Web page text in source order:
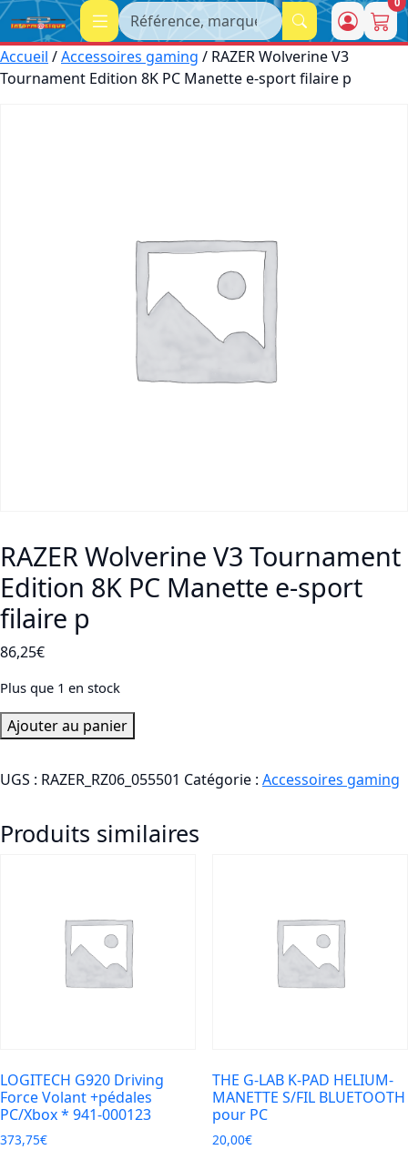
Recherche
Accueil /Accessoires gaming / RAZER Wolverine V3
Tournament Edition 8K PC Manette e-sport filaire p
RAZER Wolverine V3 Tournament
Edition 8K PC Manette e-sport
filaire p
86,25€
Plus que 1 en stock
quantité
de
Wolverine
Tournament
Ajouter au panier
UGS : RAZER_RZ06_055501 Catégorie : Accessoires gaming
Produits similaires
LOGITECH G920 Driving
Force Volant +pédales
PC/Xbox * 941-000123
373,75€
THE G-LAB K-PAD HELIUM-
MANETTE S/FIL BLUETOOTH
pour PC
20,00€